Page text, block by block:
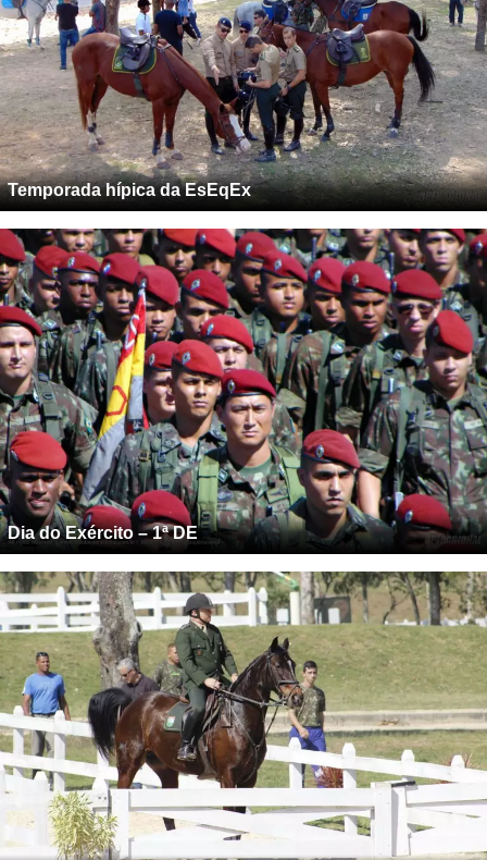
Temporada hípica da EsEqEx
Dia do Exército – 1ª DE